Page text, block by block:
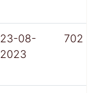
23-08-
2023
702